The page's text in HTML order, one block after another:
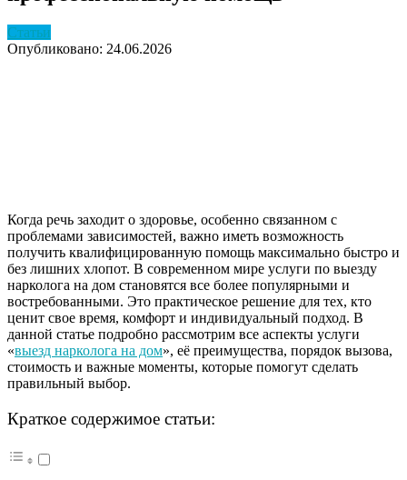
Статьи
Опубликовано: 24.06.2026
Когда речь заходит о здоровье, особенно связанном с
проблемами зависимостей, важно иметь возможность
получить квалифицированную помощь максимально быстро и
без лишних хлопот. В современном мире услуги по выезду
нарколога на дом становятся все более популярными и
востребованными. Это практическое решение для тех, кто
ценит свое время, комфорт и индивидуальный подход. В
данной статье подробно рассмотрим все аспекты услуги
«выезд нарколога на дом», её преимущества, порядок вызова,
стоимость и важные моменты, которые помогут сделать
правильный выбор.
Краткое содержимое статьи: